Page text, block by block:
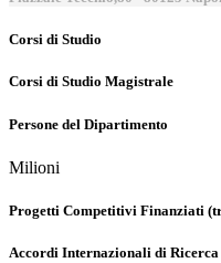
Corsi di Studio
Corsi di Studio Magistrale
Persone del Dipartimento
Milioni
Progetti Competitivi Finanziati
Accordi Internazionali di Ricerca